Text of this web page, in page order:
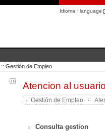
Idioma · language
:: Gestión de Empleo
Atencion al
Gestión de Empleo
Consulta gestion